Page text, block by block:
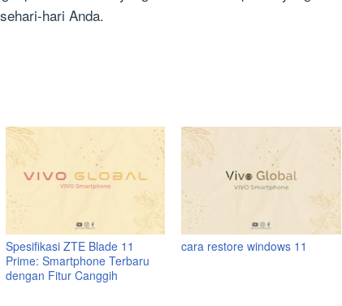
hari Anda.
Spesifikasi ZTE Blade 11
Prime: Smartphone Terbaru
dengan Fitur Canggih
cara restore windows 11